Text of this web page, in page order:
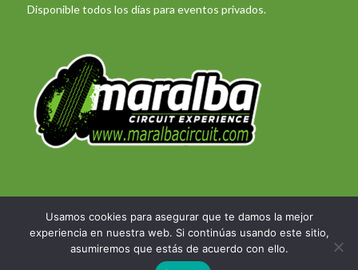
Disponible todos los días para eventos privados.
© Copyright 2023 - Maralba Circuit Experience -
Desarrollo web DIASERTE
Usamos cookies para asegurar que te damos la mejor
experiencia en nuestra web. Si continúas usando este sitio,
asumiremos que estás de acuerdo con ello.